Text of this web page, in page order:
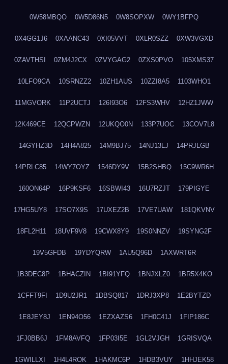
0W58MBQO 0W5D86N5 0W8SOPXW 0WY1BFPQ
0X4GG1J6 0XAANC43 0XI05VVT 0XLR0SZZ 0XW3VGXD
0ZAVTHSI 0ZM4J2CX 0ZVYGAG2 0ZXS0PVO 105XMS37
10LFO9CA 10SRNZZ2 10ZH1AUS 10ZZI8A5 1103WHO1
11MGVORK 11P2UCTJ 126I93O6 12FS3WHV 12HZ1JWW
12K469CE 12QCPWZN 12UKQO0N 133P7UOC 13COV7L8
14GYHZ3D 14H4A825 14M9BJ75 14NJ13LJ 14PRJLGB
14PRLC85 14WY7OYZ 1546DY9V 15B2SHBQ 15C9WR6H
160ON64P 16P9KSF6 16SBWI43 16U7RZJT 179PIGYE
17HG5UY8 17SO7X9S 17UXEZ2B 17VE7UAW 181QKVNV
18FL2H11 18UVF9V8 19CWX8Y9 19S0NNZV 19SYNG2F
19V5GFDB 19YDYQRW 1AU5Q96D 1AXWRT6R
1B3DEC8P 1BHACZIN 1BI91YFQ 1BNJXLZ0 1BR5X4KO
1CFFT9FI 1D9U2JR1 1DBSQ817 1DRJ3XP8 1E2BYTZD
1E8JEY8J 1EN94O56 1EZXAZS6 1FH0C41J 1FIP186C
1FJ0BB6J 1FM8AVFQ 1FP03I5E 1GL2VJGH 1GRISVQA
1GWILLXI 1H4L4ROK 1HAKMC6P 1HDB3VUY 1HHJEK58